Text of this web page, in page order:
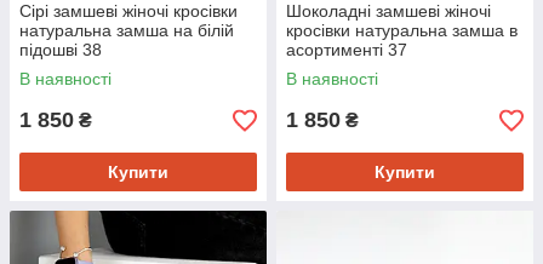
Сірі замшеві жіночі кросівки
натуральна замша на білій
підошві 38
В наявності
1 850 ₴
Купити
Шоколадні замшеві жіночі
кросівки натуральна замша в
асортименті 37
В наявності
1 850 ₴
Купити